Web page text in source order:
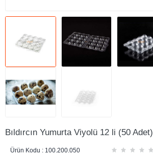
Bıldırcın Yumurta Viyolü 12 li (50 Adet)
Ürün Kodu : 100.200.050